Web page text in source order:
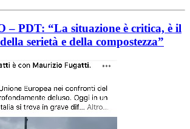
– PDT: “La situazione è critica, è il
serietà e della compostezza”